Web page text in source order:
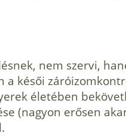
nem szervi,
késői
életében
(nagyon erősen